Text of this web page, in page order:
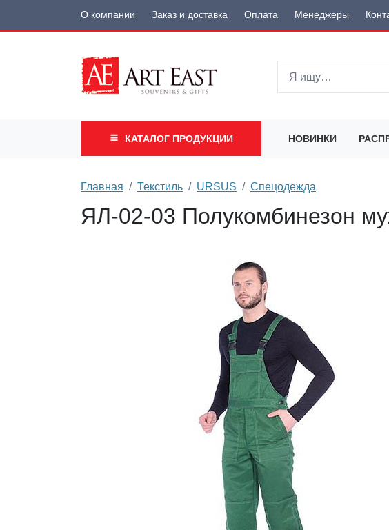
О компании Заказ и доставка Оплата Менеджеры
КАТАЛОГ ПРОДУКЦИИ НОВИНКИ
Главная Текстиль URSUS Спецодежда
ЯЛ-02-03 Полукомбинезон